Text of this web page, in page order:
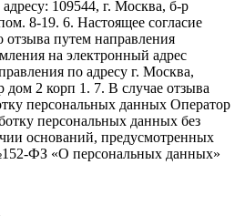
109544, г. Москва, б-р
8-19. 6. Настоящее согласие
отзыва путем направления
на электронный адрес
по адресу г. Москва,
дом 2 корп 1. 7. В случае отзыва
персональных данных Оператор
персональных данных без
оснований, предусмотренных
ФЗ «О персональных данных»